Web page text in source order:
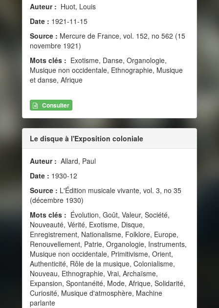
Auteur : Huot, Louis
Date : 1921-11-15
Source : Mercure de France, vol. 152, no 562 (15
novembre 1921)
Mots clés : Exotisme, Danse, Organologie,
Musique non occidentale, Ethnographie, Musique
et danse, Afrique
Consulter
Le disque à l'Exposition coloniale
Auteur : Allard, Paul
Date : 1930-12
Source : L'Édition musicale vivante, vol. 3, no 35
(décembre 1930)
Mots clés : Évolution, Goût, Valeur, Société,
Nouveauté, Vérité, Exotisme, Disque,
Enregistrement, Nationalisme, Folklore, Europe,
Renouvellement, Patrie, Organologie, Instruments,
Musique non occidentale, Primitivisme, Orient,
Authenticité, Rôle de la musique, Colonialisme,
Nouveau, Ethnographie, Vrai, Archaïsme,
Expansion, Spontanéité, Mode, Afrique, Solidarité,
Curiosité, Musique d'atmosphère, Machine
parlante